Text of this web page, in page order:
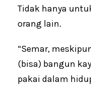
Tidak hanya
orang lain.
“Semar,
(bisa) bangun
pakai dalam